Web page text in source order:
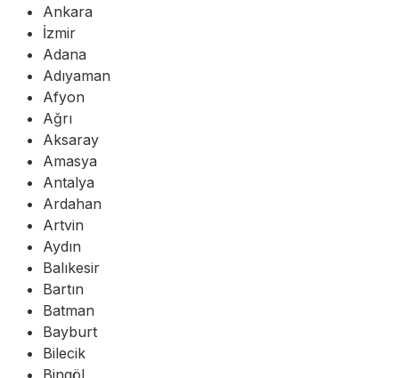
Ankara
İzmir
Adana
Adıyaman
Afyon
Ağrı
Aksaray
Amasya
Antalya
Ardahan
Artvin
Aydın
Balıkesir
Bartın
Batman
Bayburt
Bilecik
Bingöl